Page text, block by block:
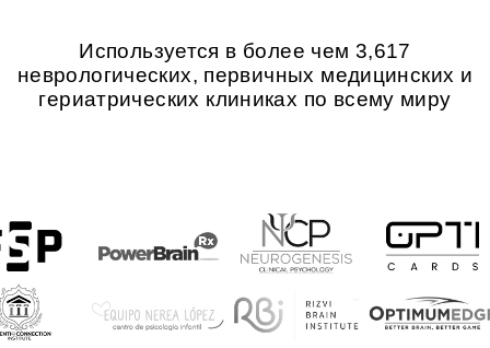
Используется в более чем 3,617
неврологических, первичных медицинских и
гериатрических клиниках по всему миру